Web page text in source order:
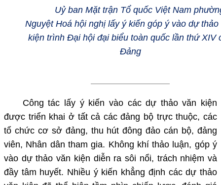
Uỷ ban Mặt trận Tổ quốc Việt Nam
Nguyệt Hoá hội nghị lấy ý kiến góp ý vào dự thảo
kiện trình Đại hội đại biểu toàn quốc lần thứ XIV
Đảng
Công tác lấy ý kiến vào các dự thảo văn kiện
được triển khai ở tất cả các đảng bộ trực thuộc, các
tổ chức cơ sở đảng, thu hút đông đảo cán bộ, đảng
viên, Nhân dân tham gia. Không khí thảo luận, góp ý
vào dự thảo văn kiện diễn ra sôi nổi, trách nhiệm và
đầy tâm huyết. Nhiều ý kiến khẳng định các dự thảo